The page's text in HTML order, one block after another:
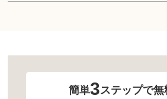
簡単3ステップで無